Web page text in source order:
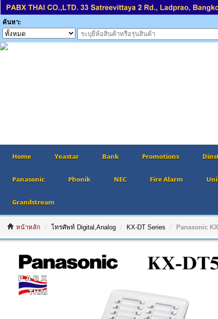
ค้นหา:
Home Yeastar Bank Promotions
Panasonic Phonik NEC Fire Alarm
Grandstream
หน้าหลัก โทรศัพท์ Digital,Analog KX-DT Series Panasonic